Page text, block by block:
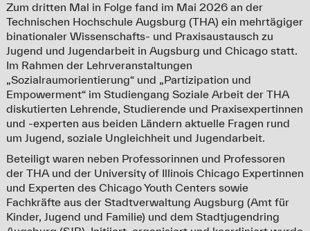
Zum dritten Mal in Folge fand im Mai 2026 an der
Technischen Hochschule Augsburg (THA) ein mehrtägiger
binationaler Wissenschafts- und Praxisaustausch zu
Jugend und Jugendarbeit in Augsburg und Chicago statt.
Im Rahmen der Lehrveranstaltungen
„Sozialraumorientierung“ und „Partizipation und
Empowerment“ im Studiengang Soziale Arbeit der THA
diskutierten Lehrende, Studierende und Praxisexpertinnen
und -experten aus beiden Ländern aktuelle Fragen rund
um Jugend, soziale Ungleichheit und Jugendarbeit.
Beteiligt waren neben Professorinnen und Professoren
der THA und der University of Illinois Chicago Expertinnen
und Experten des Chicago Youth Centers sowie
Fachkräfte aus der Stadtverwaltung Augsburg (Amt für
Kinder, Jugend und Familie) und dem Stadtjugendring